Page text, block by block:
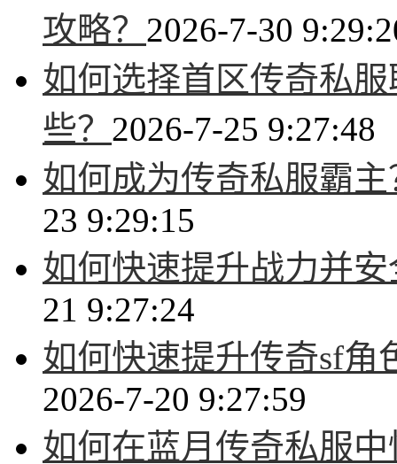
攻略？ 2026-7-30
如何选择首区传奇私
些？ 2026-7-25 9:27:48
如何成为传奇私服霸
23 9:29:15
如何快速提升战力并
21 9:27:24
如何快速提升传奇sf角
2026-7-20 9:27:59
如何在蓝月传奇私服